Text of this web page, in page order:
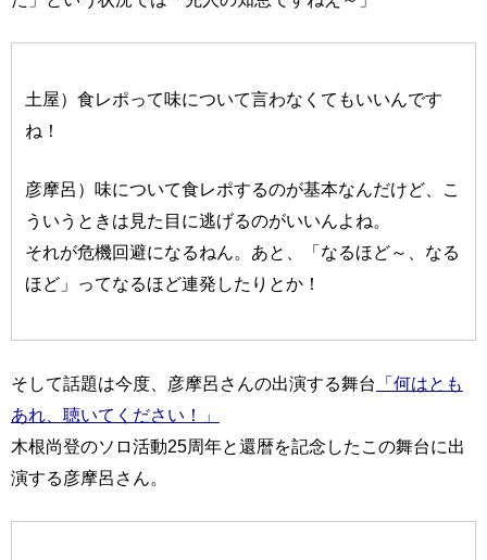
土屋）食レポって味について言わなくてもいいんです
ね！
彦摩呂）味について食レポするのが基本なんだけど、こ
ういうときは見た目に逃げるのがいいんよね。
それが危機回避になるねん。あと、「なるほど～、なる
ほど」ってなるほど連発したりとか！
そして話題は今度、彦摩呂さんの出演する舞台
「何はとも
あれ、聴いてください！」
木根尚登のソロ活動25周年と還暦を記念したこの舞台に出
演する彦摩呂さん。